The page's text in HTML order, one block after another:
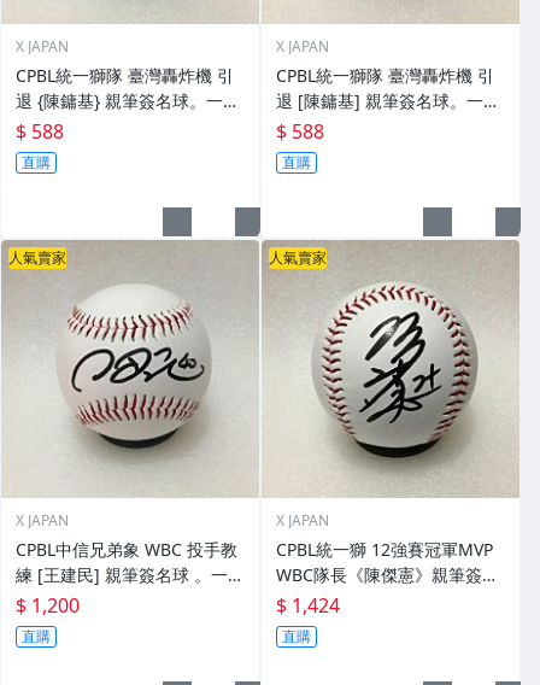
X JAPAN
CPBL統一獅隊 臺灣轟炸機 引
退 {陳鏞基} 親筆簽名球。一般
空白簽名棒球上.1
$ 588
直購
X JAPAN
CPBL統一獅隊 臺灣轟炸機 引
退 [陳鏞基] 親筆簽名球。一般
空白簽名棒球上.0
$ 588
直購
人氣賣家
X JAPAN
CPBL中信兄弟象 WBC 投手教
練 [王建民] 親筆簽名球 。一般
空白簽名棒球上.1
$ 1,200
直購
人氣賣家
X JAPAN
CPBL統一獅 12強賽冠軍MVP
WBC隊長《陳傑憲》親筆簽名
球。一般空白簽名棒球上.1
$ 1,424
直購